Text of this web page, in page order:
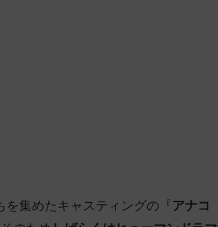
集めたキャスティングの『 アナコ